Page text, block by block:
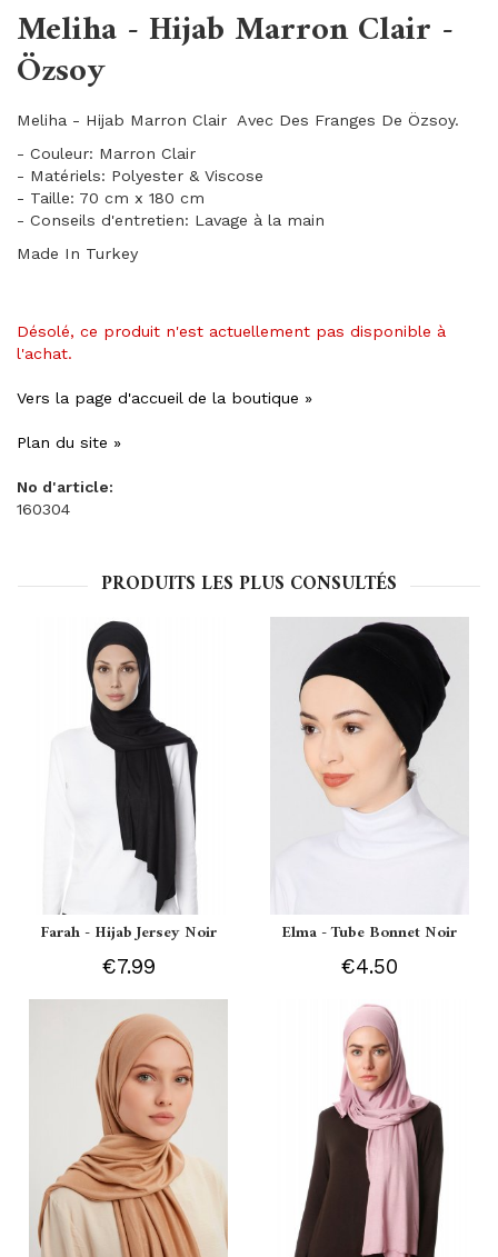
Meliha - Hijab Marron Clair -
Özsoy
Meliha - Hijab Marron Clair Avec Des Franges De Özsoy.
- Couleur: Marron Clair
- Matériels: Polyester & Viscose
- Taille: 70 cm x 180 cm
- Conseils d'entretien: Lavage à la main
Made In Turkey
Désolé, ce produit n'est actuellement pas disponible à
l'achat.
Vers la page d'accueil de la boutique »
Plan du site »
No d'article:
160304
PRODUITS LES PLUS CONSULTÉS
Farah - Hijab Jersey Noir
€7.99
Elma - Tube Bonnet Noir
€4.50